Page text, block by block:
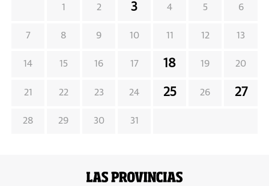
1 2 3 4 5 6
7 8 9 10 11 12 13
14 15 16 17 18 19 20
21 22 23 24 25 26 27
28 29 30 31